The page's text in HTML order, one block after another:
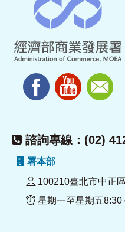
諮詢專線：(02)
署本部
100210臺北市中正
星期一至星期五8:30